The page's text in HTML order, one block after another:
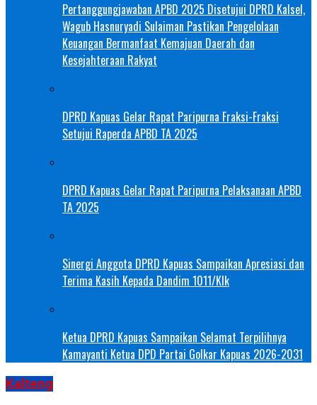
Pertanggungjawaban APBD 2025 Disetujui DPRD Kalsel,
Wagub Hasnuryadi Sulaiman Pastikan Pengelolaan
Keuangan Bermanfaat Kemajuan Daerah dan
Kesejahteraan Rakyat
DPRD Kapuas Gelar Rapat Paripurna Fraksi-Fraksi
Setujui Raperda APBD TA 2025
DPRD Kapuas Gelar Rapat Paripurna Pelaksanaan APBD
TA 2025
Sinergi Anggota DPRD Kapuas Sampaikan Apresiasi dan
Terima Kasih Kepada Dandim 1011/Klk
Ketua DPRD Kapuas Sampaikan Selamat Terpilihnya
Kamayanti Ketua DPD Partai Golkar Kapuas 2026-2031
Kalteng